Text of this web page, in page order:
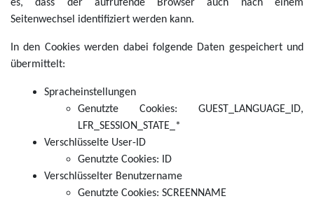
es, dass der aufrufende Browser auch nach einem
Seitenwechsel identifiziert werden kann.
In den Cookies werden dabei folgende Daten gespeichert und
übermittelt:
Spracheinstellungen
Genutzte Cookies: GUEST_LANGUAGE_ID,
LFR_SESSION_STATE_*
Verschlüsselte User-ID
Genutzte Cookies: ID
Verschlüsselter Benutzername
Genutzte Cookies: SCREENNAME